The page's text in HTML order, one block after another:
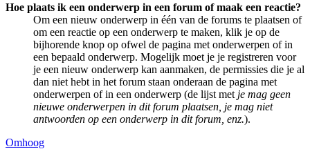
Hoe plaats ik een onderwerp in een forum of maak een reactie?
Om een nieuw onderwerp in één van de forums te plaatsen of
om een reactie op een onderwerp te maken, klik je op de
bijhorende knop op ofwel de pagina met onderwerpen of in
een bepaald onderwerp. Mogelijk moet je je registreren voor
je een nieuw onderwerp kan aanmaken, de permissies die je al
dan niet hebt in het forum staan onderaan de pagina met
onderwerpen of in een onderwerp (de lijst met je mag geen
nieuwe onderwerpen in dit forum plaatsen, je mag niet
antwoorden op een onderwerp in dit forum, enz.).
Omhoog